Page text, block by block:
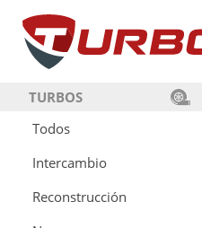
TURBOS
Todos
Intercambio
Reconstrucción